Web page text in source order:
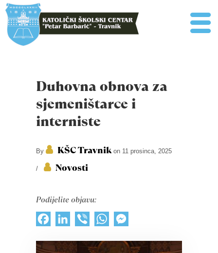
Duhovna obnova za
sjemeništarce i
interniste
By KŠC Travnikon 11 prosinca, 2025
/ Novosti
Podijelite objavu:
FacebookLinkedInViber WhatsApp